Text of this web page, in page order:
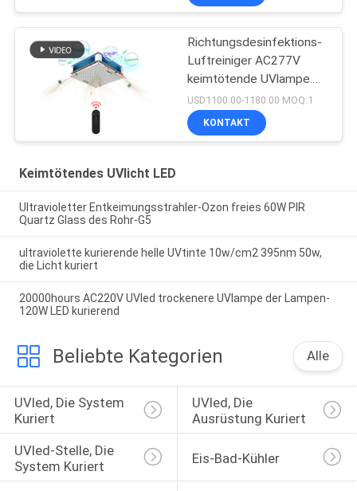
Richtungsdesinfektions-
Luftreiniger AC277V
keimtötende UVlampe
150W Omni
USD1100.00-1180.00 MOQ:1
KONTAKT
Keimtötendes UVlicht LED
Ultravioletter Entkeimungsstrahler-Ozon freies 60W PIR
Quartz Glass des Rohr-G5
ultraviolette kurierende helle UVtinte 10w/cm2 395nm 50w,
die Licht kuriert
20000hours AC220V UVled trockenere UVlampe der Lampen-
120W LED kurierend
Beliebte Kategorien Alle
UVled, Die System
Kuriert
UVled, Die
Ausrüstung Kuriert
UVled-Stelle, Die
System Kuriert
Eis-Bad-Kühler